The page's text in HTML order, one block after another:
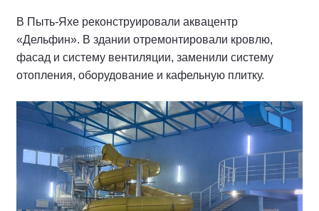
Пойковском благодаря народной программе
запустили новую систему смешанного обучения
школьников. Здесь совмещают цифровые
технологии с физическим опытом. Здание
отремонтировали и построили вокруг него
полукилометровый картинг-трек. Закупили 6 новых
гоночных машин и 11 современных компьютеров для
тренировок.